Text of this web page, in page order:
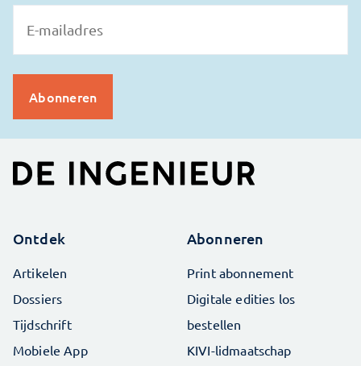
Ontdek
Artikelen
Dossiers
Tijdschrift
Mobiele App
Abonneren
Print abonnement
Digitale edities los
bestellen
KIVI-lidmaatschap